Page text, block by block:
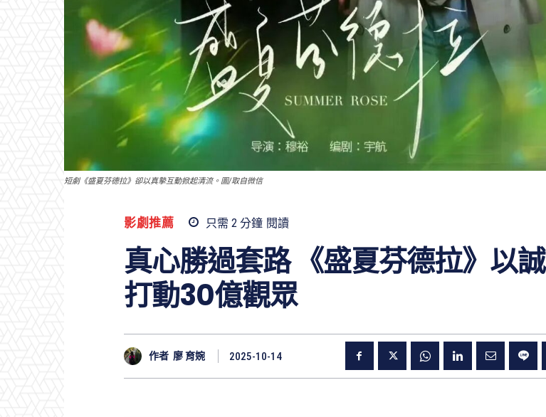
短劇《盛夏芬德拉》卻以真摯互動掀起清流。圖/取自微信
影劇推薦 只需 2 分鐘 閱讀
真心勝過套路 《盛夏芬德拉》以誠
打動30億觀眾
作者 廖 育婉 2025-10-14